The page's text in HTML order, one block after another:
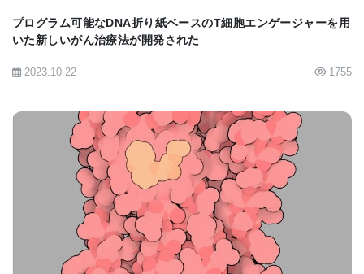
プログラム可能なDNA折り紙ベースのT細胞エンゲージャーを用
いた新しいがん治療法が開発された
2023.10.22 1755
BIOMARKET JP